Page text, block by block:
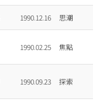
1990.12.16 思潮
1990.02.25 焦點
1990.09.23 探索